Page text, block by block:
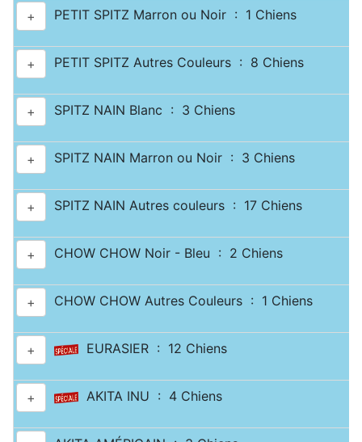
+ PETIT SPITZ Marron ou Noir : 1 Chiens
+ PETIT SPITZ Autres Couleurs : 8 Chiens
+ SPITZ NAIN Blanc : 3 Chiens
+ SPITZ NAIN Marron ou Noir : 3 Chiens
+ SPITZ NAIN Autres couleurs : 17 Chiens
+ CHOW CHOW Noir - Bleu : 2 Chiens
+ CHOW CHOW Autres Couleurs : 1 Chiens
+ EURASIER : 12 Chiens
+ AKITA INU : 4 Chiens